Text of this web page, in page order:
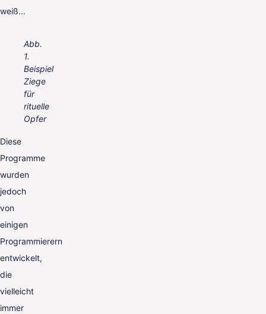
weiß...
Abb.
1.
Beispiel
Ziege
für
rituelle
Opfer
Diese
Programme
wurden
jedoch
von
einigen
Programmierern
entwickelt,
die
vielleicht
immer